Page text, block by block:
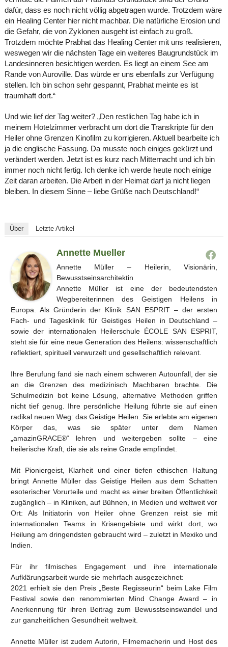
dafür, dass es noch nicht völlig abgetragen wurde. Trotzdem wäre
ein Healing Center hier nicht machbar. Die natürliche Erosion und
die Gefahr, die von Zyklonen ausgeht ist einfach zu groß.
Trotzdem möchte Prabhat das Healing Center mit uns realisieren,
weswegen wir die nächsten Tage ein weiteres Baugrundstück im
Landesinneren besichtigen werden. Es liegt an einem See am
Rande von Auroville. Das würde er uns ebenfalls zur Verfügung
stellen. Ich bin schon sehr gespannt, Prabhat meinte es ist
traumhaft dort.“
Und wie lief der Tag weiter? „Den restlichen Tag habe ich in
meinem Hotelzimmer verbracht um dort die Transkripte für den
Heiler ohne Grenzen Kinofilm zu korrigieren. Aktuell bearbeite ich
ja die englische Fassung. Da musste noch einiges gekürzt und
verändert werden. Jetzt ist es kurz nach Mitternacht und ich bin
immer noch nicht fertig. Ich denke ich werde heute noch einige
Zeit daran arbeiten. Die Arbeit in der Heimat darf ja nicht liegen
bleiben. In diesem Sinne – liebe Grüße nach Deutschland!“
Über Letzte Artikel
Annette Mueller
Annette Müller – Heilerin, Visionärin,
Bewusstseinsarchitektin
Annette Müller ist eine der bedeutendsten
Wegbereiterinnen des Geistigen Heilens in
Europa. Als Gründerin der Klinik SAN ESPRIT – der ersten
Fach- und Tagesklinik für Geistiges Heilen in Deutschland –
sowie der internationalen Heilerschule ÉCOLE SAN ESPRIT,
steht sie für eine neue Generation des Heilens: wissenschaftlich
reflektiert, spirituell verwurzelt und gesellschaftlich relevant.
Ihre Berufung fand sie nach einem schweren Autounfall, der sie
an die Grenzen des medizinisch Machbaren brachte. Die
Schulmedizin bot keine Lösung, alternative Methoden griffen
nicht tief genug. Ihre persönliche Heilung führte sie auf einen
radikal neuen Weg: das Geistige Heilen. Sie erlebte am eigenen
Körper das, was sie später unter dem Namen
„amazinGRACE®“ lehren und weitergeben sollte – eine
heilerische Kraft, die sie als reine Gnade empfindet.
Mit Pioniergeist, Klarheit und einer tiefen ethischen Haltung
bringt Annette Müller das Geistige Heilen aus dem Schatten
esoterischer Vorurteile und macht es einer breiten Öffentlichkeit
zugänglich – in Kliniken, auf Bühnen, in Medien und weltweit vor
Ort: Als Initiatorin von Heiler ohne Grenzen reist sie mit
internationalen Teams in Krisengebiete und wirkt dort, wo
Heilung am dringendsten gebraucht wird – zuletzt in Mexiko und
Indien.
Für ihr filmisches Engagement und ihre internationale
Aufklärungsarbeit wurde sie mehrfach ausgezeichnet:
2021 erhielt sie den Preis „Beste Regisseurin“ beim Lake Film
Festival sowie den renommierten Mind Change Award – in
Anerkennung für ihren Beitrag zum Bewusstseinswandel und
zur ganzheitlichen Gesundheit weltweit.
Annette Müller ist zudem Autorin, Filmemacherin und Host des